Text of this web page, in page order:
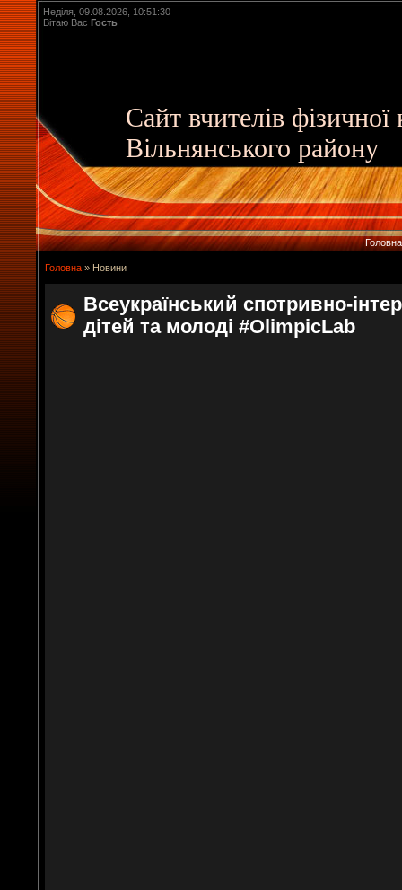
Неділя, 09.08.2026, 10:51:30
Вітаю Вас Гость
Сайт вчителів фізичної
Вільнянського району
Головна
Головна » Новини
Всеукраїнський спотривно-
дітей та молоді #OlimpicLab